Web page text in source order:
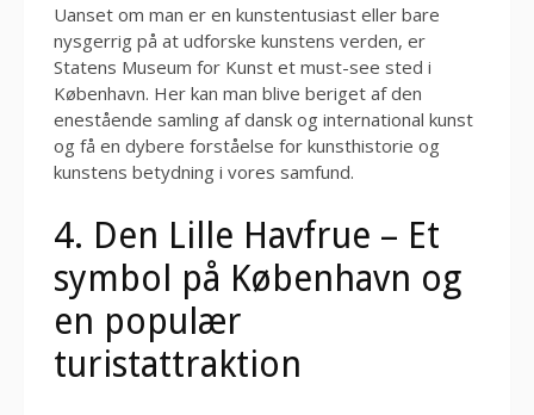
Uanset om man er en kunstentusiast eller bare
nysgerrig på at udforske kunstens verden, er
Statens Museum for Kunst et must-see sted i
København. Her kan man blive beriget af den
enestående samling af dansk og international kunst
og få en dybere forståelse for kunsthistorie og
kunstens betydning i vores samfund.
4. Den Lille Havfrue – Et
symbol på København og
en populær
turistattraktion